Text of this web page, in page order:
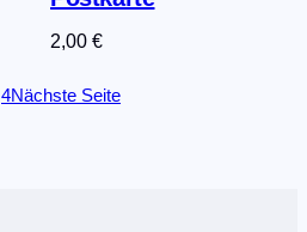
2,00€
4Nächste Seite